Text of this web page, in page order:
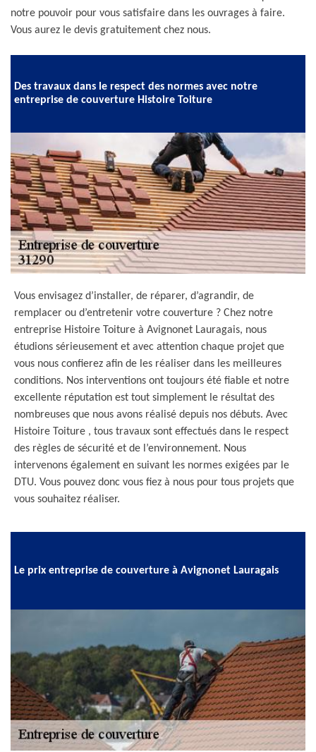
notre pouvoir pour vous satisfaire dans les ouvrages à faire.
Vous aurez le devis gratuitement chez nous.
Des travaux dans le respect des normes avec notre
entreprise de couverture Histoire Toiture
Vous envisagez d’installer, de réparer, d’agrandir, de
remplacer ou d’entretenir votre couverture ? Chez notre
entreprise Histoire Toiture à Avignonet Lauragais, nous
étudions sérieusement et avec attention chaque projet que
vous nous confierez afin de les réaliser dans les meilleures
conditions. Nos interventions ont toujours été fiable et notre
excellente réputation est tout simplement le résultat des
nombreuses que nous avons réalisé depuis nos débuts. Avec
Histoire Toiture , tous travaux sont effectués dans le respect
des règles de sécurité et de l’environnement. Nous
intervenons également en suivant les normes exigées par le
DTU. Vous pouvez donc vous fiez à nous pour tous projets que
vous souhaitez réaliser.
Le prix entreprise de couverture à Avignonet Lauragais